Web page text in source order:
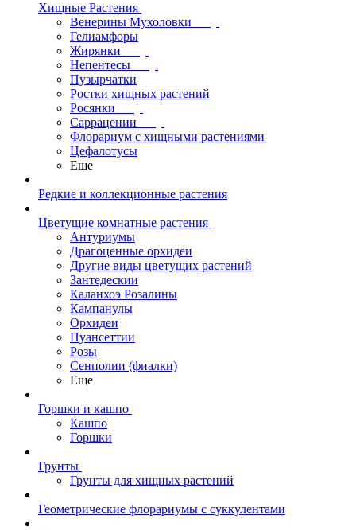
Хищные Растения
Венерины Мухоловки
Гелиамфоры
Жирянки
Непентесы
Пузырчатки
Ростки хищных растений
Росянки
Саррацении
Флорариум с хищными растениями
Цефалотусы
Еще
Редкие и коллекционные растения
Цветущие комнатные растения
Антуриумы
Драгоценные орхидеи
Другие виды цветущих растений
Зантедескии
Каланхоэ Розалины
Кампанулы
Орхидеи
Пуансеттии
Розы
Сенполии (фиалки)
Еще
Горшки и кашпо
Кашпо
Горшки
Грунты
Грунты для хищных растений
Геометрические флорариумы с суккулентами